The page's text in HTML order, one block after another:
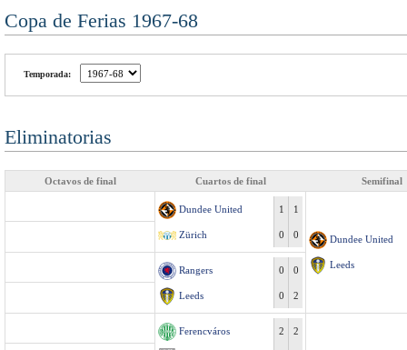
Copa de Ferias 1967-68
Temporada:
Eliminatorias
Octavos de final Cuartos de final Semifinal
Dundee United 1
1
Zürich 0
0 Dundee United
Leeds
Rangers 0
0
Leeds 2
0
Ferencváros 2
2